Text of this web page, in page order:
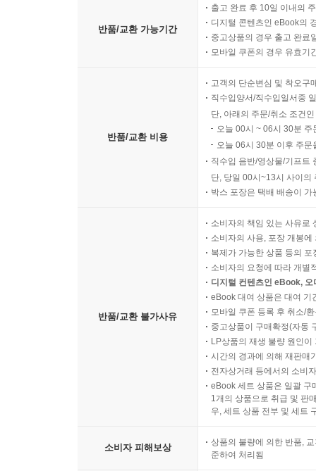
반품/교환 가능기간
출고 완료 후 10일 이내의
디지털 콘텐츠인 eBook의
중고상품의 경우 출고 완료
모바일 쿠폰의 경우 유효기
반품/교환 비용
고객의 단순변심 및 착오구
직수입양서/직수입일서중
단, 아래의 주문/취소 조건
오늘 00시 ~ 06시 30분
오늘 06시 30분 이후 주
직수입 음반/영상물/기프트
단, 당일 00시~13시 사이의
박스 포장은 택배 배송이
반품/교환 불가사유
소비자의 책임 있는 사유로
소비자의 사용, 포장 개봉
복제가 가능한 상품 등의
소비자의 요청에 따라 개별
디지털 컨텐츠인 eBook,
eBook 대여 상품은 대여 기
모바일 쿠폰 등록 후 취소/
중고상품이 구매확정(자동
LP상품의 재생 불량 원인
시간의 경과에 의해 재판매
전자상거래 등에서의 소비
eBook 세트 상품은 일괄 구
1개의 상품으로 취급 및 판
우, 세트 상품 전부 및 세트
소비자 피해보상
상품의 불량에 의한 반품,
준하여 처리됨